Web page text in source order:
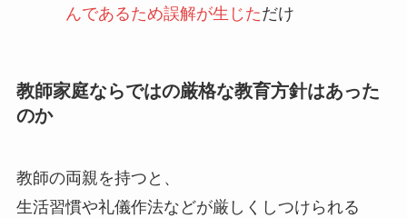
んであるため誤解が生じただけ
教師家庭ならではの厳格な教育方針はあった
のか
教師の両親を持つと、
生活習慣や礼儀作法などが厳しくしつけられる